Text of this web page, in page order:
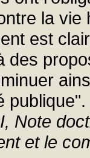
la
est
des
publique".
Note
et le